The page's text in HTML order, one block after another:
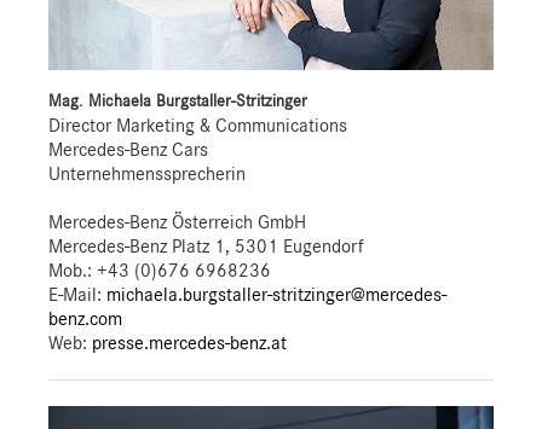
Mag. Michaela Burgstaller-Stritzinger
Director Marketing & Communications
Mercedes-Benz Cars
Unternehmenssprecherin
Mercedes-Benz Österreich GmbH
Mercedes-Benz Platz 1, 5301 Eugendorf
Mob.: +43 (0)676 6968236
E-Mail: michaela.burgstaller-stritzinger@mercedes-
benz.com
Web: presse.mercedes-benz.at